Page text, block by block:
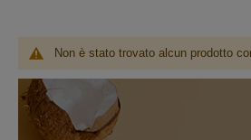
Non è stato trovato alcun prodotto
Newsletter